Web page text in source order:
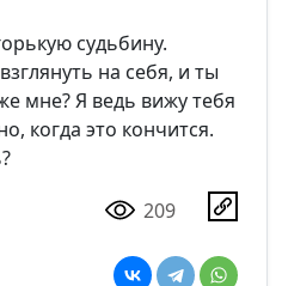
судьбину.
на себя, и ты
мне? Я ведь вижу тебя
когда это кончится.
209